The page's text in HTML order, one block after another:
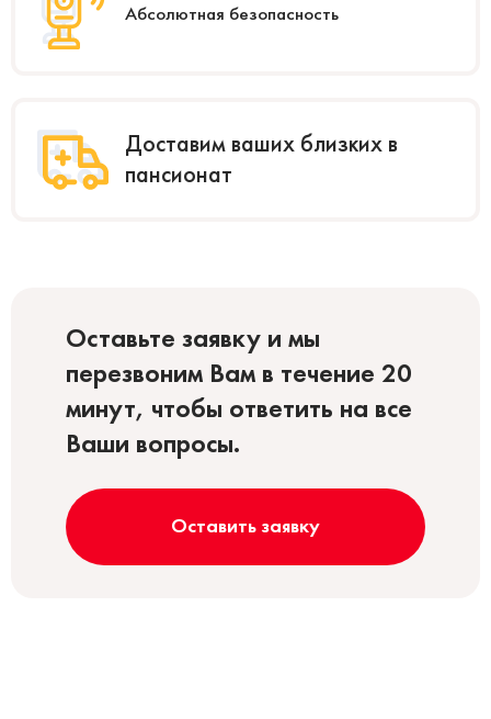
Абсолютная безопасность
Доставим ваших близких в
пансионат
Оставьте заявку и мы
перезвоним Вам в течение 20
минут, чтобы ответить на все
Ваши вопросы.
Оставить заявку